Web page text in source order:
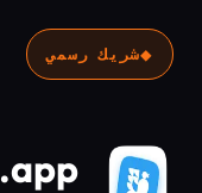
◆شريك رسمي